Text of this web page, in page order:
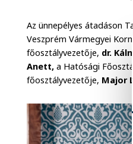
Az ünnepélyes átadáson
Veszprém Vármegyei
főosztályvezetője, dr.
Anett,a Hatósági
főosztályvezetője, Major